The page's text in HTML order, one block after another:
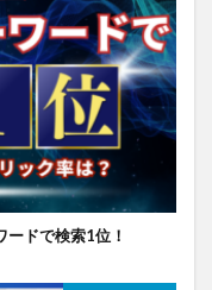
ードで検索1位！